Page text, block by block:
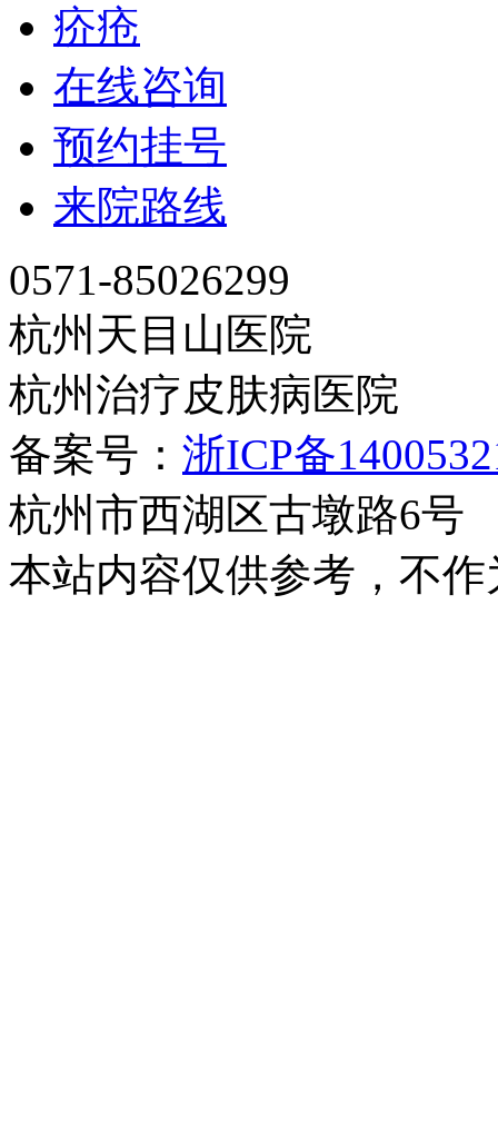
疥疮
在线咨询
预约挂号
来院路线
0571-85026299
杭州天目山医院
杭州治疗皮肤病医院
备案号： 浙ICP备
杭州市西湖区古墩路6号
本站内容仅供参考，不